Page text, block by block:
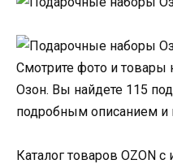
Смотрите фото и
Озон. Вы найдете 115
подробным описанием и
Каталог товаров OZON